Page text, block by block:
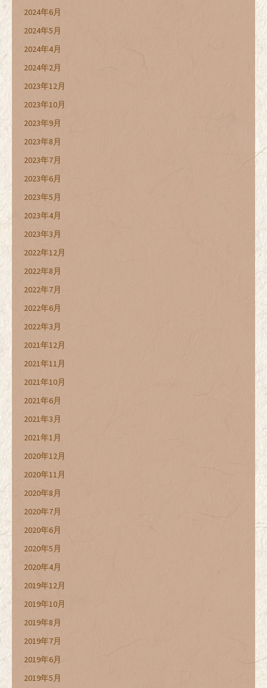
2024年6月
2024年5月
2024年4月
2024年2月
2023年12月
2023年10月
2023年9月
2023年8月
2023年7月
2023年6月
2023年5月
2023年4月
2023年3月
2022年12月
2022年8月
2022年7月
2022年6月
2022年3月
2021年12月
2021年11月
2021年10月
2021年6月
2021年3月
2021年1月
2020年12月
2020年11月
2020年8月
2020年7月
2020年6月
2020年5月
2020年4月
2019年12月
2019年10月
2019年8月
2019年7月
2019年6月
2019年5月